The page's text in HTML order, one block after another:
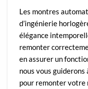
Les montres
d’ingénierie
élégance
remonter
en assurer un
nous vous
pour remonter votre